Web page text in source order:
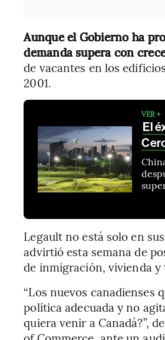
Aunque el Gobierno ha
demanda supera con
de vacantes en los
2001.
VER +
El
Legault no está solo en
advirtió esta semana de
de inmigración, vivienda y
“Los nuevos canadienses
política adecuada y no
quiera venir a Canadá?”,